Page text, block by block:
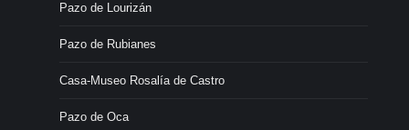
Pazo de Lourizán
Pazo de Rubianes
Casa-Museo Rosalía de Castro
Pazo de Oca